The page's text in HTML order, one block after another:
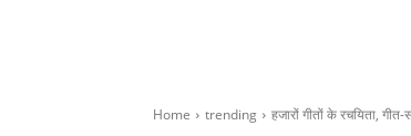
Home trending हजारों गीतों के रचयिता,